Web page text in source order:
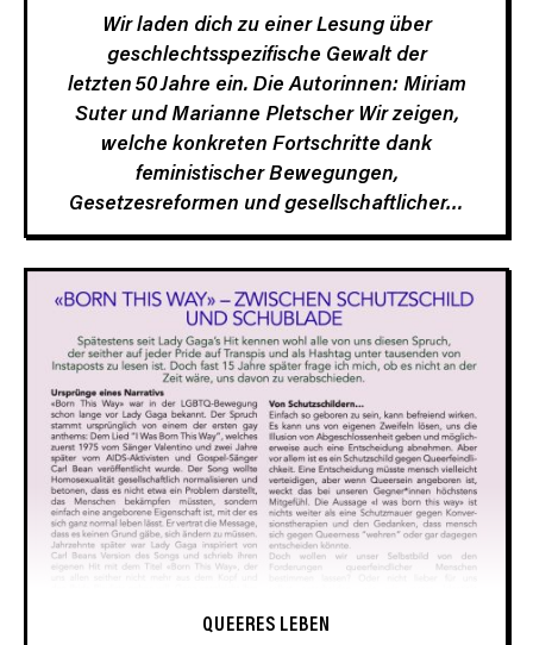
Wir laden dich zu einer Lesung über
geschlechtsspezifische Gewalt der
letzten 50 Jahre ein. Die Autorinnen: Miriam
Suter und Marianne Pletscher Wir zeigen,
welche konkreten Fortschritte dank
feministischer Bewegungen,
Gesetzesreformen und gesellschaftlicher…
QUEERES LEBEN